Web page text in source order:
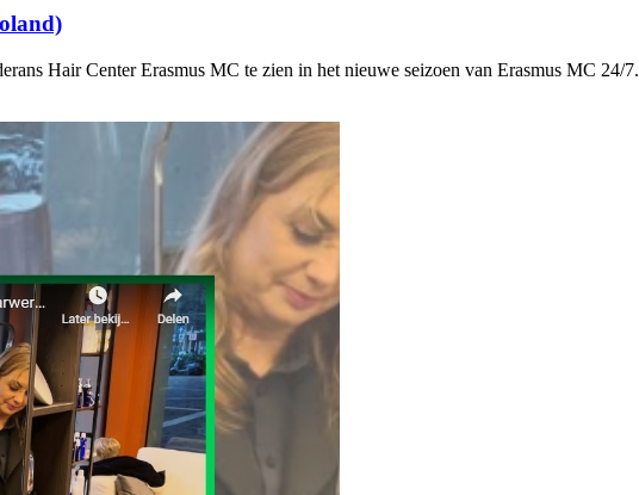
Hair Center Erasmus MC te zien in het nieuwe seizoen van Erasmus MC 24/7.